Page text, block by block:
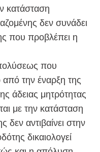
κατάσταση
δεν συνάδει
που προβλέπει η
που
από την έναρξη της
άδειας μητρότητας
με την κατάσταση
δεν αντιβαίνει στην
δικαιολογεί